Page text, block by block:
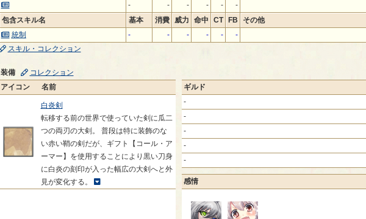
-
- - - -
-
包含スキル名
基本 消費 威力 命中 CT FB
その他
統制
- - - - -
-
スキル・コレクション
装備
コレクション
アイコン
名前
白炎剣
転移する前の世界で使っていた剣に瓜二
つの両刃の大剣。 普段は特に装飾のな
い赤い鞘の剣だが、ギフト【コール・ア
ーマー】を使用することにより黒い刀身
に白炎の刻印が入った幅広の大剣へと外
見が変化する。
ギルド
-
-
-
-
-
感情